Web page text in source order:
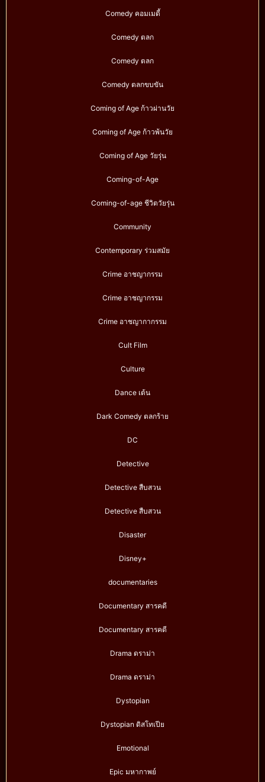
Comedy คอมเมดี้
Comedy ตลก
Comedy ตลก
Comedy ตลกขบขัน
Coming of Age ก้าวผ่านวัย
Coming of Age ก้าวพ้นวัย
Coming of Age วัยรุ่น
Coming-of-Age
Coming-of-age ชีวิตวัยรุ่น
Community
Contemporary ร่วมสมัย
Crime อาชญากรรม
Crime อาชญากรรม
Crime อาชญากากรรม
Cult Film
Culture
Dance เต้น
Dark Comedy ตลกร้าย
DC
Detective
Detective สืบสวน
Detective สืบสวน
Disaster
Disney+
documentaries
Documentary สารคดี
Documentary สารคดี
Drama ดราม่า
Drama ดราม่า
Dystopian
Dystopian ดิสโทเปีย
Emotional
Epic มหากาพย์